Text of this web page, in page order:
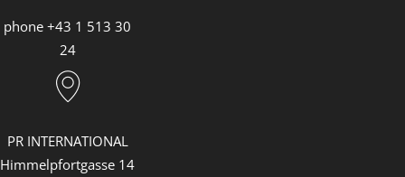
phone +43 1 513 30
24
PR INTERNATIONAL
Himmelpfortgasse 14